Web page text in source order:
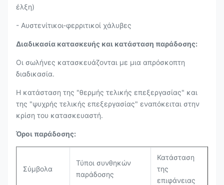
έλξη)
- Αυστενίτικοι-φερριτικοί χάλυβες
Διαδικασία κατασκευής και κατάσταση παράδοσης:
Οι σωλήνες κατασκευάζονται με μια απρόσκοπτη
διαδικασία.
Η κατάσταση της "θερμής τελικής επεξεργασίας" και
της "ψυχρής τελικής επεξεργασίας" εναπόκειται στην
κρίση του κατασκευαστή.
Όροι παράδοσης:
Σύμβολα
Τύποι συνθηκών
παράδοσης
Κατάσταση
της
επιφάνειας